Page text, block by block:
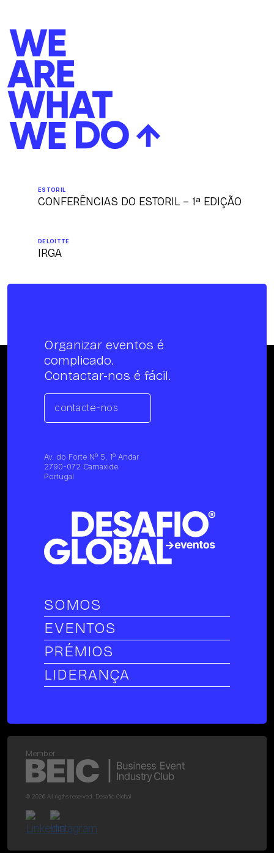
ESTORIL
CONFERÊNCIAS DO ESTORIL – 1ª EDIÇÃO
DELOITTE
IRGA
Organizar eventos é
complicado.
Contactar-nos é fácil.
contacte-nos
Av. do Forte Nº 5, 1º Andar
2790-072 Carnaxide
Portugal
SOMOS
EVENTOS
PRÉMIOS
LIDERANÇA
Member
© 2026 All rigths reserved. Desafio Global